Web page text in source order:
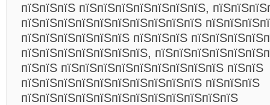
пїЅпїЅпїЅ пїЅпїЅпїЅпїЅпїЅпїЅпїЅ,
пїЅпїЅпїЅпїЅпїЅпїЅпїЅпїЅпїЅпїЅ
пїЅпїЅпїЅпїЅпїЅпїЅ пїЅпїЅпїЅ
пїЅпїЅпїЅпїЅпїЅпїЅпїЅ,
пїЅпїЅ пїЅпїЅпїЅпїЅпїЅпїЅпїЅпїЅпїЅ пїЅпїЅ
пїЅпїЅпїЅпїЅпїЅпїЅпїЅпїЅпїЅпїЅ пїЅпїЅпїЅ
пїЅпїЅпїЅпїЅпїЅпїЅпїЅпїЅпїЅпїЅпїЅпїЅ